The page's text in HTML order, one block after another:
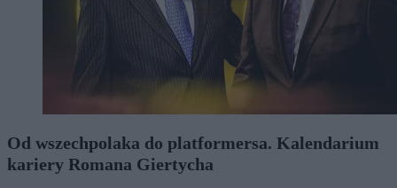
Od wszechpolaka do platformersa. Kalendarium
kariery Romana Giertycha